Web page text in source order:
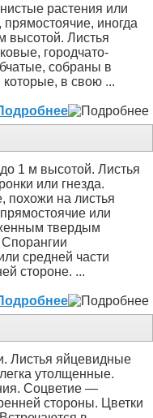
растения или
прямостоячие, иногда
высотой. Листья
городчато-
собраны в
в свою ...
1 м высотой. Листья
или гнезда.
похожи на листья
или
твердым
средней части
стороне. ...
Листья яйцевидные
утолщенные.
Соцветие —
стороны. Цветки